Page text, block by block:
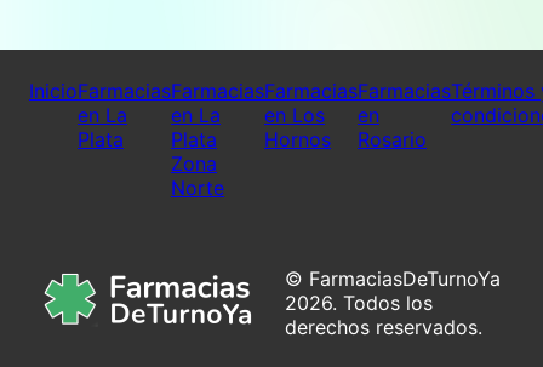
InicioFarmacias
en La
Plata
Farmacias
en La
Plata
Zona
Norte
Farmacias
en Los
Hornos
Farmacias
en
Rosario
Términos
© FarmaciasDeTurnoYa
2026. Todos los
derechos reservados.